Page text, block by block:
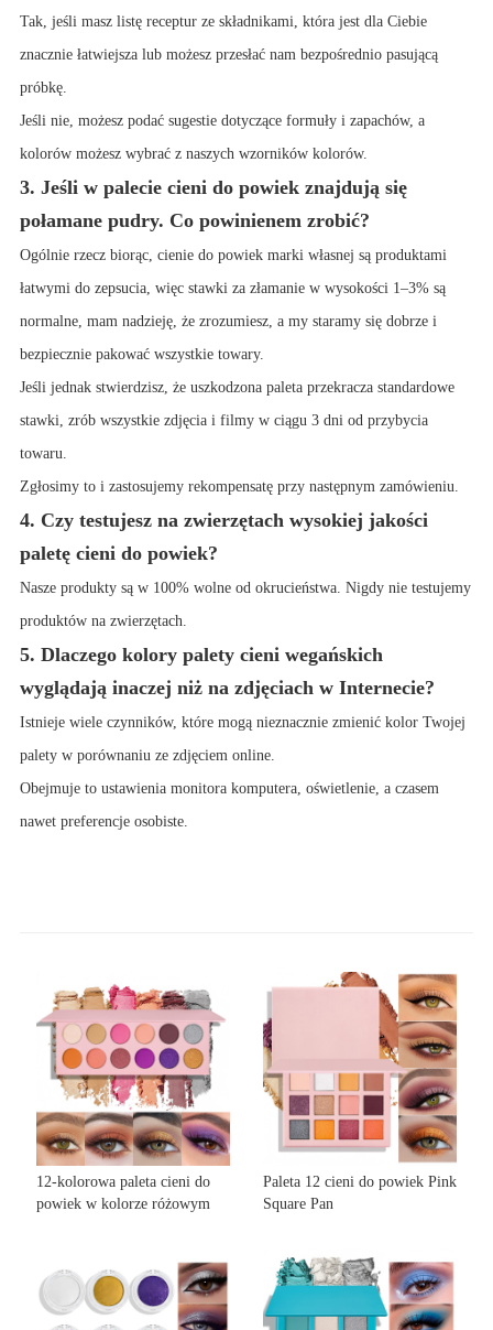
Tak, jeśli masz listę receptur ze składnikami, która jest dla Ciebie
znacznie łatwiejsza lub możesz przesłać nam bezpośrednio pasującą
próbkę.
Jeśli nie, możesz podać sugestie dotyczące formuły i zapachów, a
kolorów możesz wybrać z naszych wzorników kolorów.
3. Jeśli w palecie cieni do powiek znajdują się
połamane pudry. Co powinienem zrobić?
Ogólnie rzecz biorąc, cienie do powiek marki własnej są produktami
łatwymi do zepsucia, więc stawki za złamanie w wysokości 1–3% są
normalne, mam nadzieję, że zrozumiesz, a my staramy się dobrze i
bezpiecznie pakować wszystkie towary.
Jeśli jednak stwierdzisz, że uszkodzona paleta przekracza standardowe
stawki, zrób wszystkie zdjęcia i filmy w ciągu 3 dni od przybycia
towaru.
Zgłosimy to i zastosujemy rekompensatę przy następnym zamówieniu.
4. Czy testujesz na zwierzętach wysokiej jakości
paletę cieni do powiek?
Nasze produkty są w 100% wolne od okrucieństwa. Nigdy nie testujemy
produktów na zwierzętach.
5. Dlaczego kolory palety cieni wegańskich
wyglądają inaczej niż na zdjęciach w Internecie?
Istnieje wiele czynników, które mogą nieznacznie zmienić kolor Twojej
palety w porównaniu ze zdjęciem online.
Obejmuje to ustawienia monitora komputera, oświetlenie, a czasem
nawet preferencje osobiste.
12-kolorowa paleta cieni do
powiek w kolorze różowym
Paleta 12 cieni do powiek Pink
Square Pan